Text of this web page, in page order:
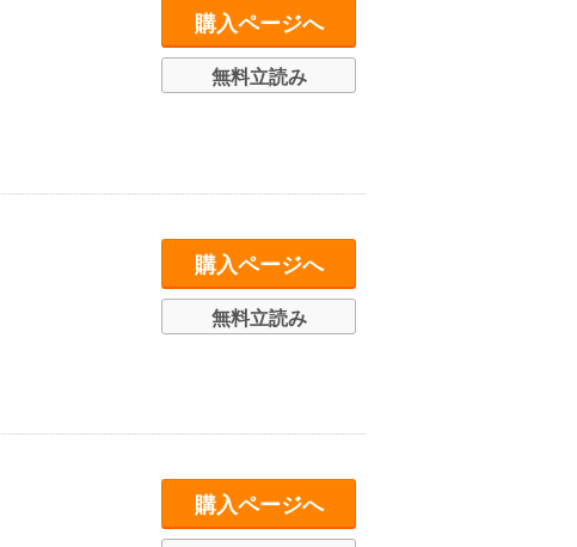
購入ページへ
無料立読み
購入ページへ
無料立読み
購入ページへ